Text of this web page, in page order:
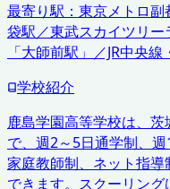
最寄り駅： 東京メトロ副
袋駅／東武スカイツリ
「大師前駅」／JR中央
学校紹介
鹿島学園高等学校は、
で、週2～5日通学制、週
家庭教師制、ネット指
できます。スクーリン